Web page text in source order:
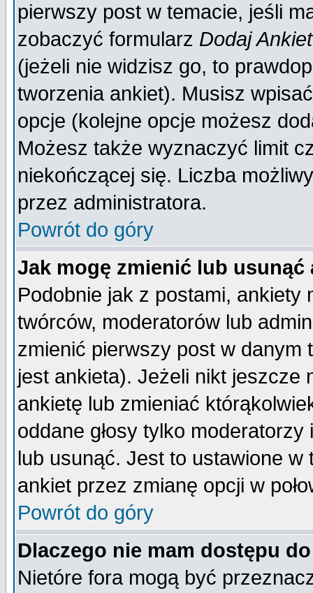
pierwszy post w temacie, jeśli
zobaczyć formularz Dodaj
(jeżeli nie widzisz go, to
tworzenia ankiet). Musisz
opcje (kolejne opcje możesz
Możesz także wyznaczyć limit
niekończącej się. Liczba
przez administratora.
Powrót do góry
Jak mogę zmienić lub usunąć
Podobnie jak z postami,
twórców, moderatorów lub
zmienić pierwszy post w
jest ankieta). Jeżeli nikt jeszcze
ankietę lub zmieniać
oddane głosy tylko
lub usunąć. Jest to ustawione w
ankiet przez zmianę opcji w
Powrót do góry
Dlaczego nie mam dostępu
Nietóre fora mogą być